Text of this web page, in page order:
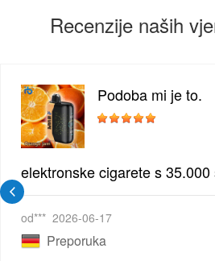
Recenzije naših
| Elegantna Voćna Kombinacija
Podoba mi je to.
elektronske cigarete s
od*** 2026-06-17
Preporuka